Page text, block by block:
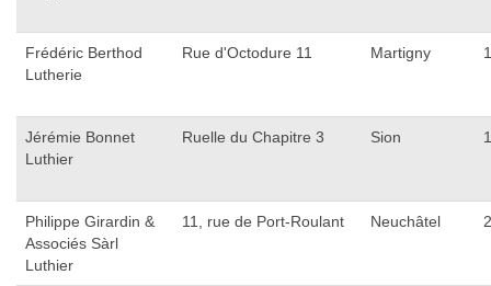
Frédéric Berthod
Lutherie
Rue d'Octodure 11 Martigny
Jérémie Bonnet
Luthier
Ruelle du Chapitre 3 Sion
Philippe Girardin &
Associés Sàrl
Luthier
11, rue de Port-Roulant Neuchâtel